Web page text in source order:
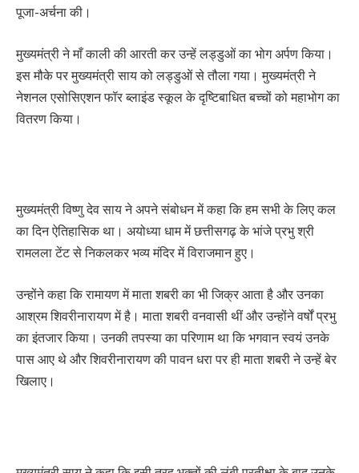
पूजा-अर्चना की।
मुख्यमंत्री ने माँ काली की आरती कर उन्हें लड्डुओं का भोग अर्पण किया।
इस मौके पर मुख्यमंत्री साय को लड्डुओं से तौला गया। मुख्यमंत्री ने
नेशनल एसोसिएशन फॉर ब्लाइंड स्कूल के दृष्टिबाधित बच्चों को महाभोग का
वितरण किया।
मुख्यमंत्री विष्णु देव साय ने अपने संबोधन में कहा कि हम सभी के लिए कल
का दिन ऐतिहासिक था। अयोध्या धाम में छत्तीसगढ़ के भांजे प्रभु श्री
रामलला टेंट से निकलकर भव्य मंदिर में विराजमान हुए।
उन्होंने कहा कि रामायण में माता शबरी का भी जिक्र आता है और उनका
आश्रम शिवरीनारायण में है। माता शबरी वनवासी थीं और उन्होंने वर्षों प्रभु
का इंतजार किया। उनकी तपस्या का परिणाम था कि भगवान स्वयं उनके
पास आए थे और शिवरीनारायण की पावन धरा पर ही माता शबरी ने उन्हें बेर
खिलाए।